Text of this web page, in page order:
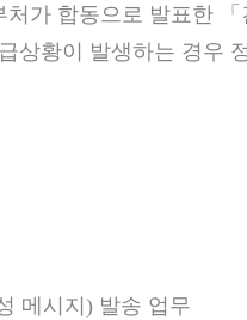
가 합동으로 발표한
상황이 발생하는 경우
메시지) 발송 업무